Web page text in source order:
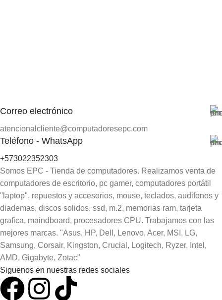
Correo electrónico
atencionalcliente@computadoresepc.com
Teléfono - WhatsApp
+573022352303
Somos EPC - Tienda de computadores. Realizamos venta de
computadores de escritorio, pc gamer, computadores portátil
"laptop", repuestos y accesorios, mouse, teclados, audifonos y
diademas, discos solidos, ssd, m.2, memorias ram, tarjeta
grafica, maindboard, procesadores CPU. Trabajamos con las
mejores marcas. "Asus, HP, Dell, Lenovo, Acer, MSI, LG,
Samsung, Corsair, Kingston, Crucial, Logitech, Ryzer, Intel,
AMD, Gigabyte, Zotac"
Siguenos en nuestras redes sociales